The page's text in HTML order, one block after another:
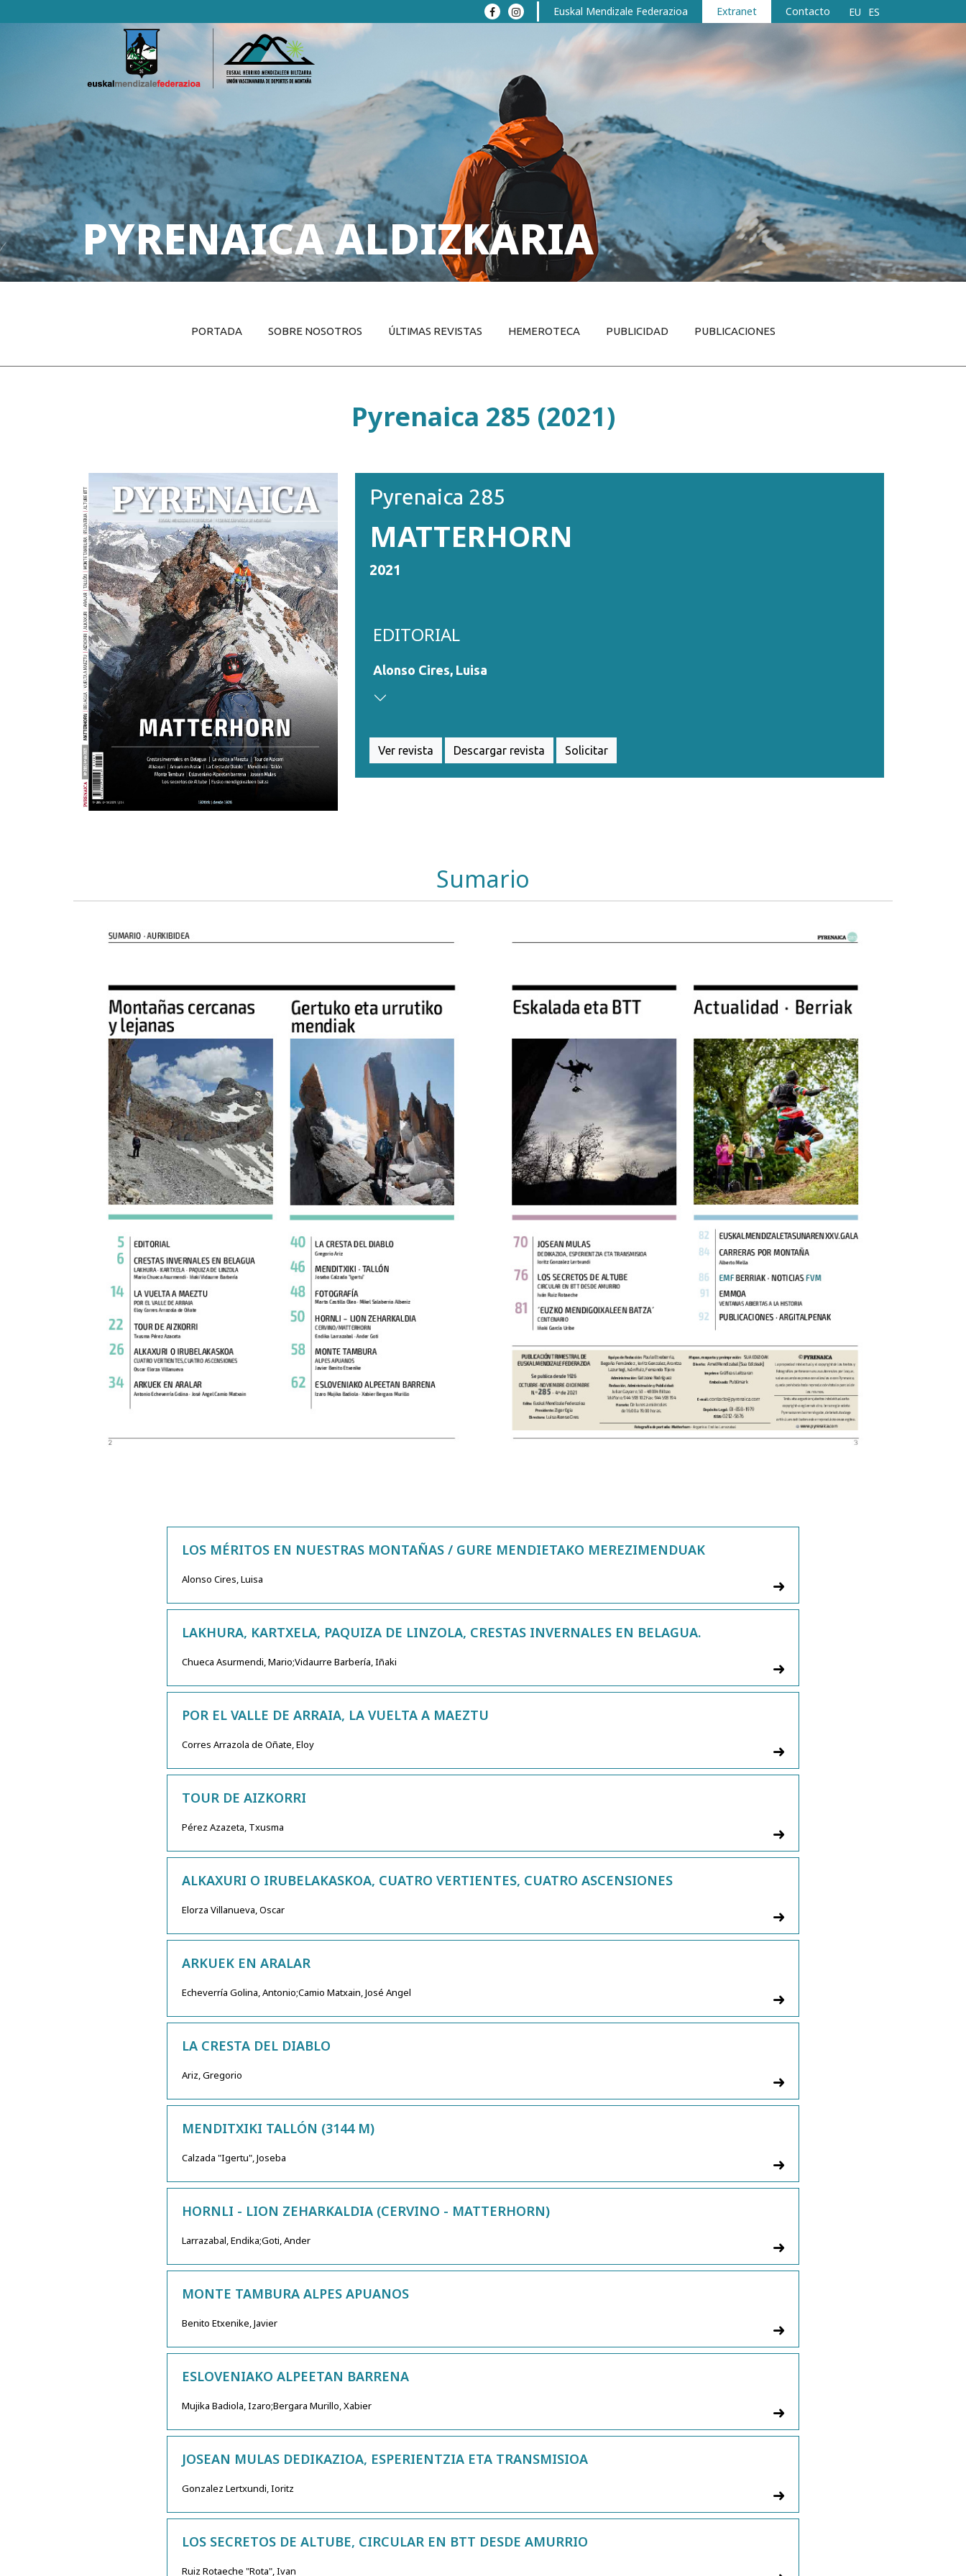
Euskal Mendizale Federazioa Extranet Contacto EU ES
PYRENAICA ALDIZKARIA
PORTADA SOBRE NOSOTROS ÚLTIMAS REVISTAS HEMEROTECA PUBLICIDAD PUBLICACIONES
Pyrenaica 285 (2021)
Pyrenaica 285
MATTERHORN
2021
EDITORIAL
Alonso Cires, Luisa
Ver revista Descargar revista Solicitar
Sumario
LOS MÉRITOS EN NUESTRAS MONTAÑAS / GURE MENDIETAKO MEREZIMENDUAK
Alonso Cires, Luisa
LAKHURA, KARTXELA, PAQUIZA DE LINZOLA, CRESTAS INVERNALES EN BELAGUA.
Chueca Asurmendi, Mario;Vidaurre Barbería, Iñaki
POR EL VALLE DE ARRAIA, LA VUELTA A MAEZTU
Corres Arrazola de Oñate, Eloy
TOUR DE AIZKORRI
Pérez Azazeta, Txusma
ALKAXURI O IRUBELAKASKOA, CUATRO VERTIENTES, CUATRO ASCENSIONES
Elorza Villanueva, Oscar
ARKUEK EN ARALAR
Echeverría Golina, Antonio;Camio Matxain, José Angel
LA CRESTA DEL DIABLO
Ariz, Gregorio
MENDITXIKI TALLÓN (3144 M)
Calzada "Igertu", Joseba
HORNLI - LION ZEHARKALDIA (CERVINO - MATTERHORN)
Larrazabal, Endika;Goti, Ander
MONTE TAMBURA ALPES APUANOS
Benito Etxenike, Javier
ESLOVENIAKO ALPEETAN BARRENA
Mujika Badiola, Izaro;Bergara Murillo, Xabier
JOSEAN MULAS DEDIKAZIOA, ESPERIENTZIA ETA TRANSMISIOA
Gonzalez Lertxundi, Ioritz
LOS SECRETOS DE ALTUBE, CIRCULAR EN BTT DESDE AMURRIO
Ruiz Rotaeche "Rota", Ivan